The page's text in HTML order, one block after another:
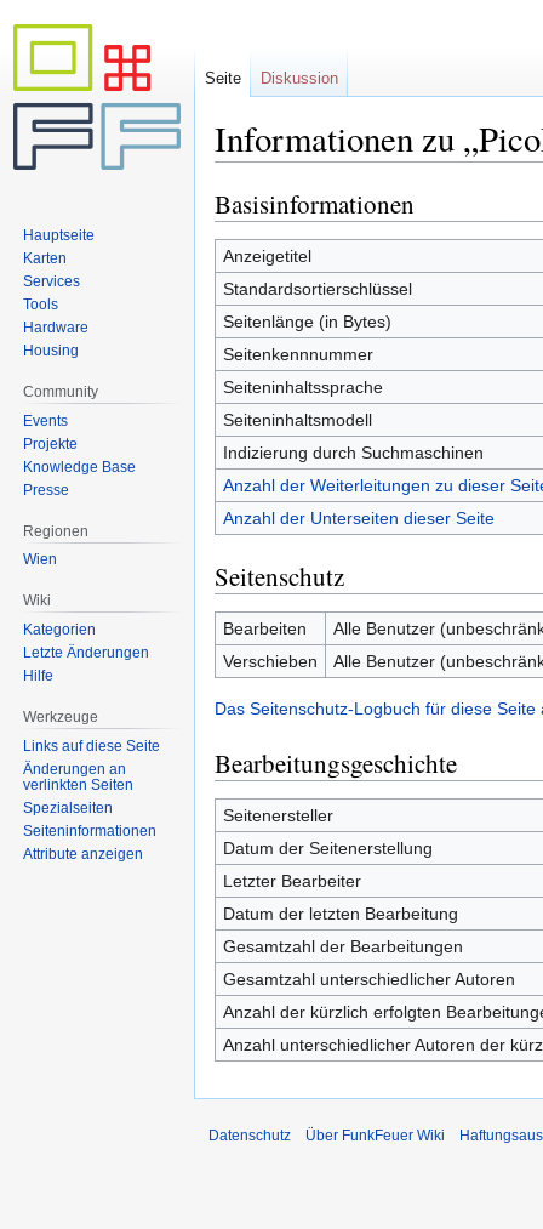
Informationen zu
Zur
Navigation
springen
Zur
Suche
springen
Basisinformationen
Anzeigetitel
Standardsortierschlüssel
Seitenlänge (in Bytes)
Seitenkennnummer
Seiteninhaltssprache
Seiteninhaltsmodell
Indizierung durch Suchmaschinen
Anzahl der Weiterleitungen zu dieser
Anzahl der Unterseiten dieser Seite
Seitenschutz
Bearbeiten
Alle Benutzer
Verschieben
Alle Benutzer
Das Seitenschutz-Logbuch für diese Seite
Bearbeitungsgeschichte
Seitenersteller
Datum der Seitenerstellung
Letzter Bearbeiter
Datum der letzten Bearbeitung
Gesamtzahl der Bearbeitungen
Gesamtzahl unterschiedlicher Autoren
Anzahl der kürzlich erfolgten
Anzahl unterschiedlicher Autoren der
Seite Diskussion
Hauptseite
Karten
Services
Tools
Hardware
Housing
Community
Events
Projekte
Knowledge Base
Presse
Regionen
Wien
Wiki
Kategorien
Letzte Änderungen
Hilfe
Werkzeuge
Links auf diese Seite
Änderungen an
verlinkten Seiten
Spezialseiten
Seiten­informationen
Attribute anzeigen
Datenschutz Über FunkFeuer Wiki